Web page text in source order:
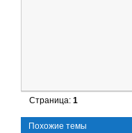
Страница:1
Похожие темы